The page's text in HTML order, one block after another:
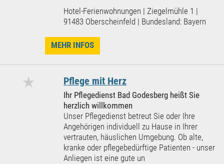
Hotel-Ferienwohnungen | Ziegelmühle 1 |
91483 Oberscheinfeld | Bundesland: Bayern
MEHR INFOS
★ Pflege mit Herz
Ihr Pflegedienst Bad Godesberg heißt Sie
herzlich willkommen
Unser Pflegedienst betreut Sie oder Ihre
Angehörigen individuell zu Hause in Ihrer
vertrauten, häuslichen Umgebung. Ob alte,
kranke oder pflegebedürftige Patienten - unser
Anliegen ist eine gute un